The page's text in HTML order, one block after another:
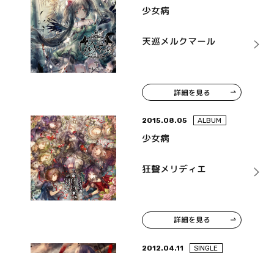
少女病
天巡メルクマール
詳細を見る
2015.08.05 ALBUM
少女病
狂聲メリディエ
詳細を見る
2012.04.11 SINGLE